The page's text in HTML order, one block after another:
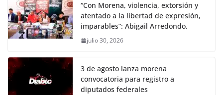
“Con Morena, violencia, extorsión y
atentado a la libertad de expresión,
imparables”: Abigail Arredondo.
julio 30, 2026
3 de agosto lanza morena
convocatoria para registro a
diputados federales